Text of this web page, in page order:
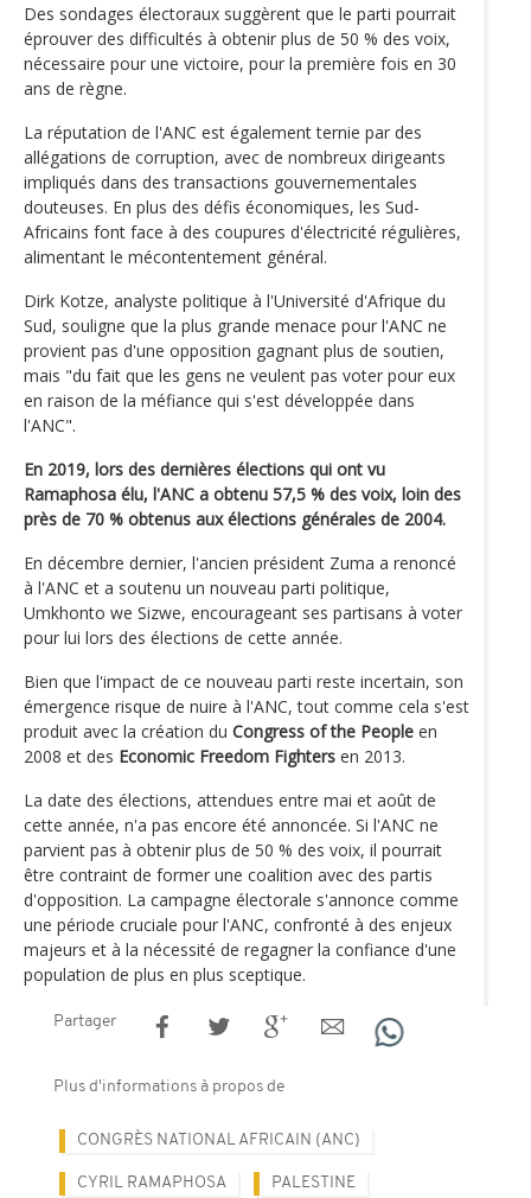
Des sondages électoraux suggèrent que le parti pourrait
éprouver des difficultés à obtenir plus de 50 % des voix,
nécessaire pour une victoire, pour la première fois en 30
ans de règne.
La réputation de l'ANC est également ternie par des
allégations de corruption, avec de nombreux dirigeants
impliqués dans des transactions gouvernementales
douteuses. En plus des défis économiques, les Sud-
Africains font face à des coupures d'électricité régulières,
alimentant le mécontentement général.
Dirk Kotze, analyste politique à l'Université d'Afrique du
Sud, souligne que la plus grande menace pour l'ANC ne
provient pas d'une opposition gagnant plus de soutien,
mais "du fait que les gens ne veulent pas voter pour eux
en raison de la méfiance qui s'est développée dans
l'ANC".
En 2019, lors des dernières élections qui ont vu
Ramaphosa élu, l'ANC a obtenu 57,5 % des voix, loin des
près de 70 % obtenus aux élections générales de 2004.
En décembre dernier, l'ancien président Zuma a renoncé
à l'ANC et a soutenu un nouveau parti politique,
Umkhonto we Sizwe, encourageant ses partisans à voter
pour lui lors des élections de cette année.
Bien que l'impact de ce nouveau parti reste incertain, son
émergence risque de nuire à l'ANC, tout comme cela s'est
produit avec la création du Congress of the People en
2008 et des Economic Freedom Fighters en 2013.
La date des élections, attendues entre mai et août de
cette année, n'a pas encore été annoncée. Si l'ANC ne
parvient pas à obtenir plus de 50 % des voix, il pourrait
être contraint de former une coalition avec des partis
d'opposition. La campagne électorale s'annonce comme
une période cruciale pour l'ANC, confronté à des enjeux
majeurs et à la nécessité de regagner la confiance d'une
population de plus en plus sceptique.
Partager
Plus d'informations à propos de
CONGRÈS NATIONAL AFRICAIN (ANC)
CYRIL RAMAPHOSA PALESTINE